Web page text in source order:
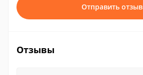
Отправить отзыв
Отзывы